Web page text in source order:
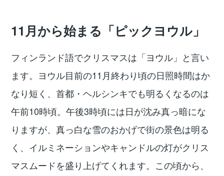
11月から始まる「ピックヨウル」
フィンランド語でクリスマスは「ヨウル」と言い
ます。ヨウル目前の11月終わり頃の日照時間はか
なり短く、首都・ヘルシンキでも明るくなるのは
午前10時頃。午後3時頃には日が沈み真っ暗にな
りますが、真っ白な雪のおかげで街の景色は明る
く、イルミネーションやキャンドルの灯がクリス
マスムードを盛り上げてくれます。この頃から、